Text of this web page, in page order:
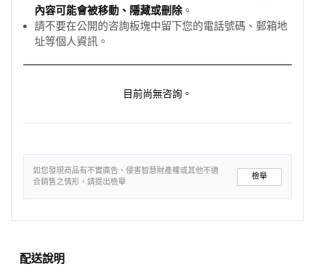
內容可能會被移動、隱藏或刪除。
請不要在公開的咨詢板塊中留下您的電話號碼、郵箱地
址等個人資訊。
目前尚無咨詢。
如您發現商品有不實廣告、侵害智慧財產權或其他不適
合銷售之情形，請提出檢舉
檢舉
配送說明